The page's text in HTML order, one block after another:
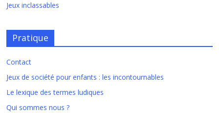
Jeux inclassables
Pratique
Contact
Jeux de société pour enfants : les incontournables
Le lexique des termes ludiques
Qui sommes nous ?